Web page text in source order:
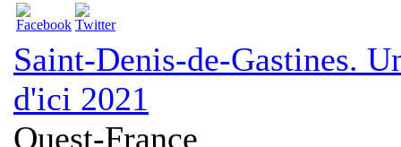
Saint-Denis-de-Gastines.
d'ici 2021
Ouest-France